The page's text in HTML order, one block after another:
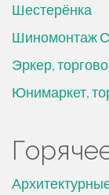
Шестерёнка
Шиномонтаж
Эркер,
Юнимаркет,